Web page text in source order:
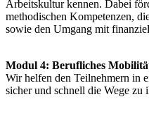
Arbeitskultur kennen. Dabei
methodischen Kompetenzen,
sowie den Umgang mit
Modul 4: Berufliches
Wir helfen den Teilnehmern in
sicher und schnell die Wege zu